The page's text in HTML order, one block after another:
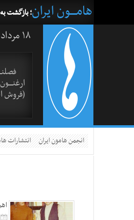
هامــــون ایران؛ بازگشت
۱۸ مرداد ۱۴۰۵
(فروش
انجمن هامون ایران انتشارات